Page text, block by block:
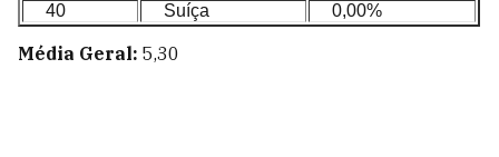
40
Suíça 0,00%
Média Geral: 5,30